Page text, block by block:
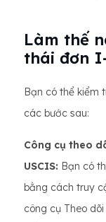
Làm thế
thái đơn
Bạn có thể kiểm
các bước sau:
Công cụ theo
USCIS: Bạn có
bằng cách truy
công cụ Theo